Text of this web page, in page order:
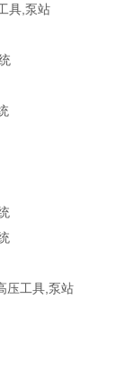
,泵站
统
统
统
统
工具,泵站